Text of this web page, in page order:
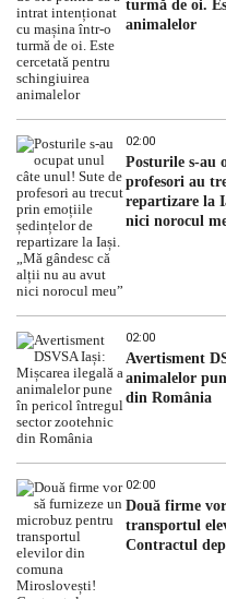
turmă de oi.
animalelor
02:00
Posturile s-au
profesori au
repartizare la
nici norocul
02:00
Avertisment
animalelor
din România
02:00
Două firme
transportul
Contractul